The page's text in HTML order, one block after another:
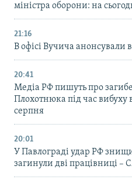
міністра оборони: на
21:16
В офісі Вучича анонсували
20:41
Медіа РФ пишуть про
Плохотнюка під час вибуху
серпня
20:01
У Павлограді удар РФ
загинули дві працівниці –